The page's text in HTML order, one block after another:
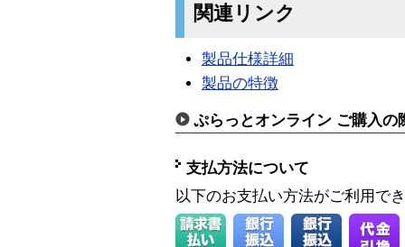
関連リンク
製品仕様詳細
製品の特徴
ぷらっとオンライン ご購入の
支払方法について
以下のお支払い方法がご利用で